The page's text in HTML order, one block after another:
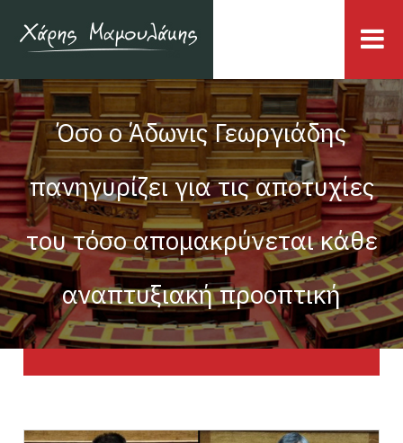
Όσο ο Άδωνις Γεωργιάδης
πανηγυρίζει για τις αποτυχίες
του τόσο απομακρύνεται κάθε
αναπτυξιακή προοπτική